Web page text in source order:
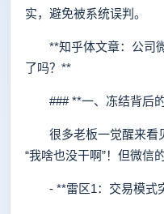
实，避免被系统误判。
**知乎体文章：公司微
了吗？**
### **一、冻结背后的
很多老板一觉醒来看见
“我啥也没干啊”！但微信
- **雷区1：交易模式